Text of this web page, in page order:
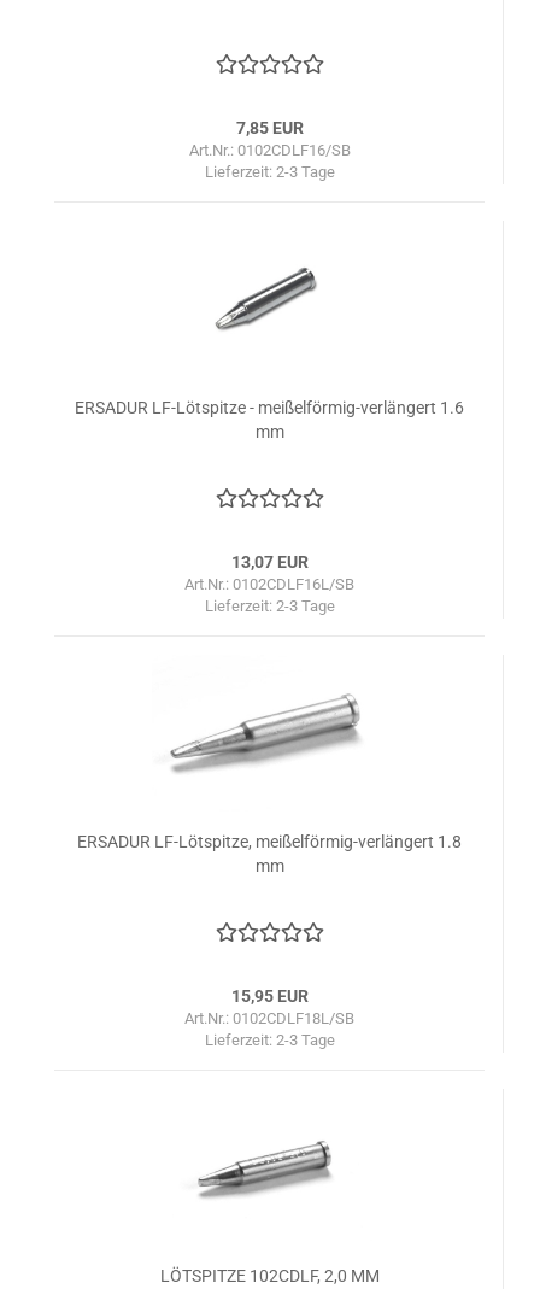
7,85 EUR
Art.Nr.: 0102CDLF16/SB
Lieferzeit: 2-3 Tage
ERSADUR LF-Lötspitze - meißelförmig-verlängert 1.6
mm
13,07 EUR
Art.Nr.: 0102CDLF16L/SB
Lieferzeit: 2-3 Tage
ERSADUR LF-Lötspitze, meißelförmig-verlängert 1.8
mm
15,95 EUR
Art.Nr.: 0102CDLF18L/SB
Lieferzeit: 2-3 Tage
LÖTSPITZE 102CDLF, 2,0 MM